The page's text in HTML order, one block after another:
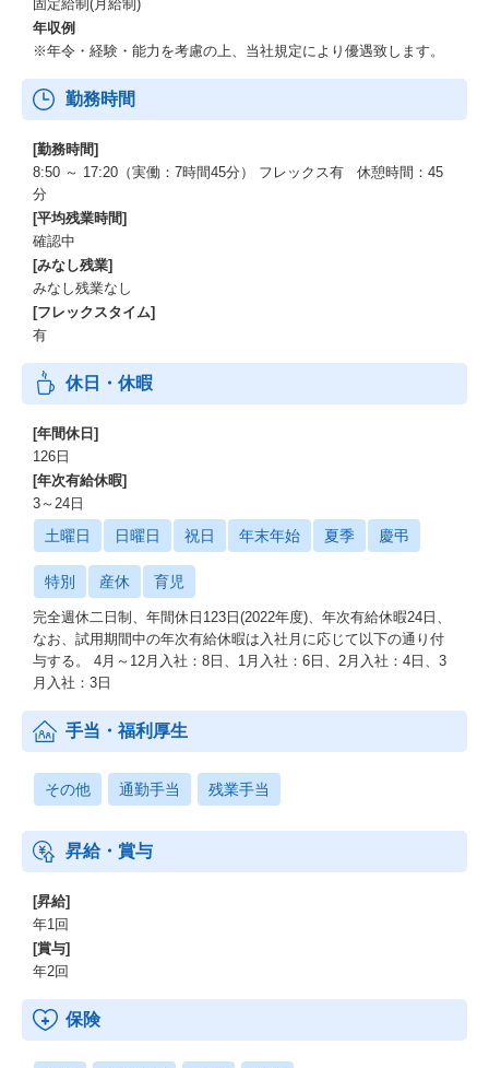
固定給制(月給制)
年収例
※年令・経験・能力を考慮の上、当社規定により優遇致します。
勤務時間
[勤務時間]
8:50 ～ 17:20（実働：7時間45分） フレックス有 休憩時間：45
分
[平均残業時間]
確認中
[みなし残業]
みなし残業なし
[フレックスタイム]
有
休日・休暇
[年間休日]
126日
[年次有給休暇]
3～24日
土曜日 日曜日 祝日 年末年始 夏季 慶弔
特別 産休 育児
完全週休二日制、年間休日123日(2022年度)、年次有給休暇24日、
なお、試用期間中の年次有給休暇は入社月に応じて以下の通り付
与する。 4月～12月入社：8日、1月入社：6日、2月入社：4日、3
月入社：3日
手当・福利厚生
その他 通勤手当 残業手当
昇給・賞与
[昇給]
年1回
[賞与]
年2回
保険